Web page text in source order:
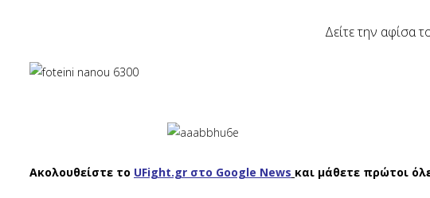
Δείτε την αφίσα
Ακολουθείστε το UFight.gr στο Google News και μάθετε πρώτοι